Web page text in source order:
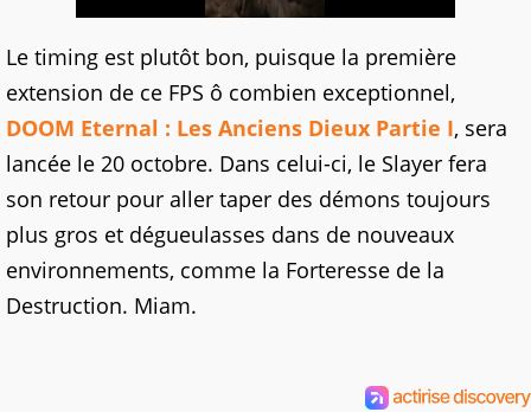
Le timing est plutôt bon, puisque la première
extension de ce FPS ô combien exceptionnel,
DOOM Eternal : Les Anciens Dieux Partie I, sera
lancée le 20 octobre. Dans celui-ci, le Slayer fera
son retour pour aller taper des démons toujours
plus gros et dégueulasses dans de nouveaux
environnements, comme la Forteresse de la
Destruction. Miam.